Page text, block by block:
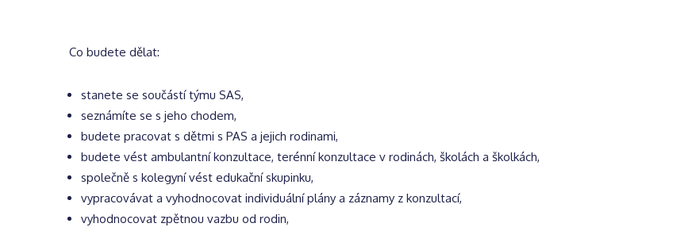
Co budete dělat:
stanete se součástí týmu SAS,
seznámíte se s jeho chodem,
budete pracovat s dětmi s PAS a jejich rodinami,
budete vést ambulantní konzultace, terénní konzultace v rodinách, školách a školkách,
společně s kolegyní vést edukační skupinku,
vypracovávat a vyhodnocovat individuální plány a záznamy z konzultací,
vyhodnocovat zpětnou vazbu od rodin,